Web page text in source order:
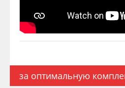
за оптимальную